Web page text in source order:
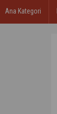
Ana Kategori